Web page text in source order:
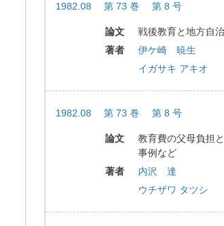
1982.08 第 73 巻 第 8 号
論文
戦後教育と地方自治
著者
伊ケ崎 暁生
イガサキ アキオ
1982.08 第 73 巻 第 8 号
論文
教育費の父母負担
事例など
著者
内沢 達
ウチザワ タツシ